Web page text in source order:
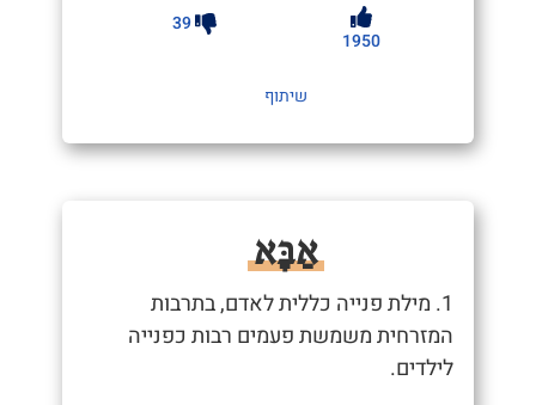
1950
39
שיתוף
אַבָּא
1. מילת פנייה כללית לאדם, בתרבות
המזרחית משמשת פעמים רבות כפנייה
לילדים.